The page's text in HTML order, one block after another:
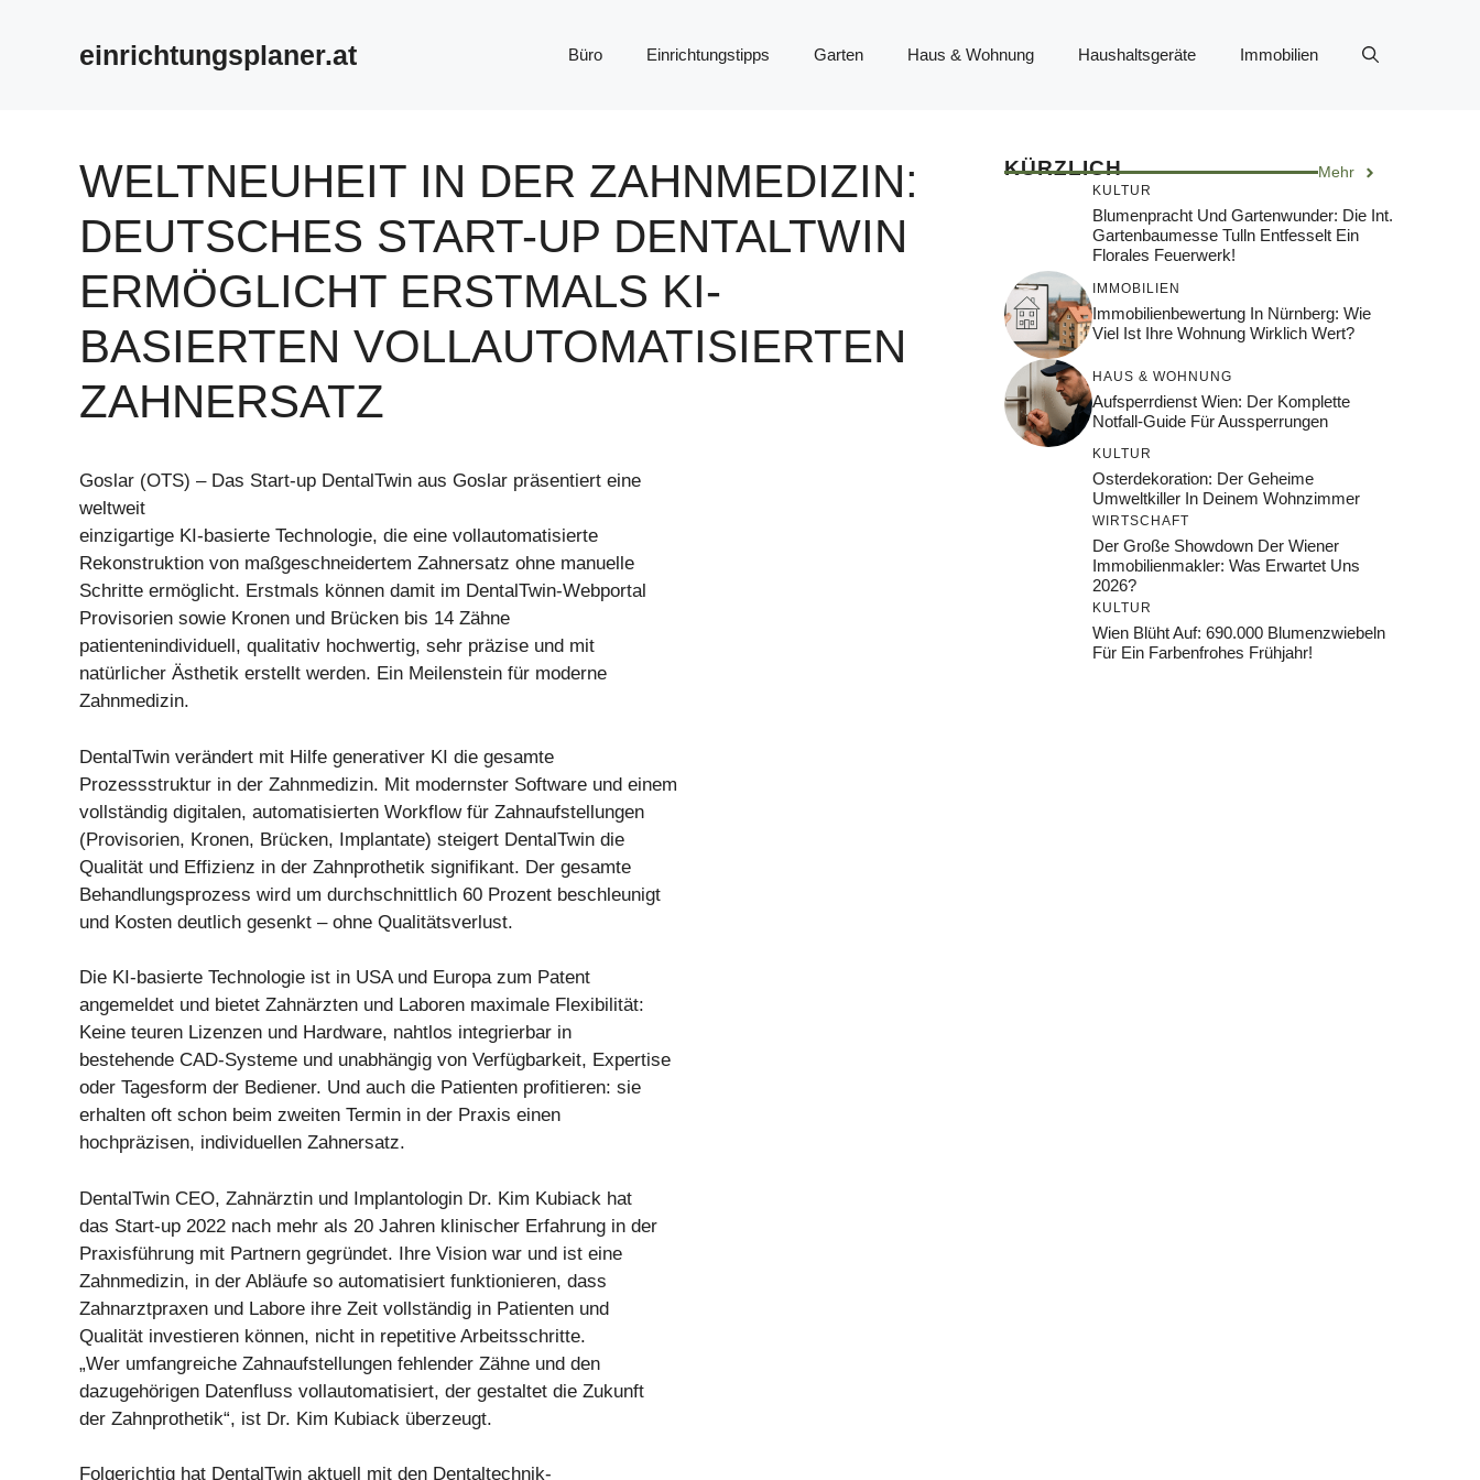
einrichtungsplaner.at Büro Einrichtungstipps Garten Haus & Wohnung Haushaltsgeräte Immobilien
WELTNEUHEIT IN DER ZAHNMEDIZIN:
DEUTSCHES START-UP DENTALTWIN
ERMÖGLICHT ERSTMALS KI-
BASIERTEN VOLLAUTOMATISIERTEN
ZAHNERSATZ
Goslar (OTS) – Das Start-up DentalTwin aus Goslar präsentiert eine
weltweit
einzigartige KI-basierte Technologie, die eine vollautomatisierte
Rekonstruktion von maßgeschneidertem Zahnersatz ohne manuelle
Schritte ermöglicht. Erstmals können damit im DentalTwin-Webportal
Provisorien sowie Kronen und Brücken bis 14 Zähne
patientenindividuell, qualitativ hochwertig, sehr präzise und mit
natürlicher Ästhetik erstellt werden. Ein Meilenstein für moderne
Zahnmedizin.
DentalTwin verändert mit Hilfe generativer KI die gesamte
Prozessstruktur in der Zahnmedizin. Mit modernster Software und einem
vollständig digitalen, automatisierten Workflow für Zahnaufstellungen
(Provisorien, Kronen, Brücken, Implantate) steigert DentalTwin die
Qualität und Effizienz in der Zahnprothetik signifikant. Der gesamte
Behandlungsprozess wird um durchschnittlich 60 Prozent beschleunigt
und Kosten deutlich gesenkt – ohne Qualitätsverlust.
Die KI-basierte Technologie ist in USA und Europa zum Patent
angemeldet und bietet Zahnärzten und Laboren maximale Flexibilität:
Keine teuren Lizenzen und Hardware, nahtlos integrierbar in
bestehende CAD-Systeme und unabhängig von Verfügbarkeit, Expertise
oder Tagesform der Bediener. Und auch die Patienten profitieren: sie
erhalten oft schon beim zweiten Termin in der Praxis einen
hochpräzisen, individuellen Zahnersatz.
DentalTwin CEO, Zahnärztin und Implantologin Dr. Kim Kubiack hat
das Start-up 2022 nach mehr als 20 Jahren klinischer Erfahrung in der
Praxisführung mit Partnern gegründet. Ihre Vision war und ist eine
Zahnmedizin, in der Abläufe so automatisiert funktionieren, dass
Zahnarztpraxen und Labore ihre Zeit vollständig in Patienten und
Qualität investieren können, nicht in repetitive Arbeitsschritte.
„Wer umfangreiche Zahnaufstellungen fehlender Zähne und den
dazugehörigen Datenfluss vollautomatisiert, der gestaltet die Zukunft
der Zahnprothetik“, ist Dr. Kim Kubiack überzeugt.
Folgerichtig hat DentalTwin aktuell mit den Dentaltechnik-
KÜRZLICH Mehr
KULTUR
Blumenpracht Und Gartenwunder: Die Int.
Gartenbaumesse Tulln Entfesselt Ein
Florales Feuerwerk!
IMMOBILIEN
Immobilienbewertung In Nürnberg: Wie
Viel Ist Ihre Wohnung Wirklich Wert?
HAUS & WOHNUNG
Aufsperrdienst Wien: Der Komplette
Notfall-Guide Für Aussperrungen
KULTUR
Osterdekoration: Der Geheime
Umweltkiller In Deinem Wohnzimmer
WIRTSCHAFT
Der Große Showdown Der Wiener
Immobilienmakler: Was Erwartet Uns
2026?
KULTUR
Wien Blüht Auf: 690.000 Blumenzwiebeln
Für Ein Farbenfrohes Frühjahr!